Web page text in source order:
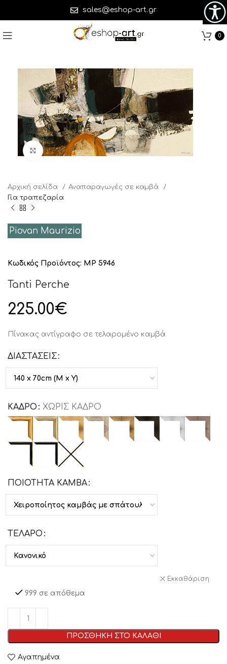
sales@eshop-art.gr
0
Click to enlarge
Αρχική σελίδα
Αναπαραγωγές σε καμβά
Για τραπεζαρία
Piovan Maurizio
Κωδικός Προϊόντος: MP 5946
Tanti Perche
225.00€
Πίνακας αντίγραφο σε τελαρομένο καμβά
ΔΙΑΣΤΑΣΕΙΣ
ΚΑΔΡΟ ΧΩΡΙΣ ΚΑΔΡΟ
ΠΟΙΟΤΗΤΑ ΚΑΜΒΑ
ΤΕΛΑΡΟ
Εκκαθάριση
999 σε απόθεμα
ΠΡΟΣΘΗΚΗ ΣΤΟ ΚΑΛΑΘΙ
Αγαπημένα